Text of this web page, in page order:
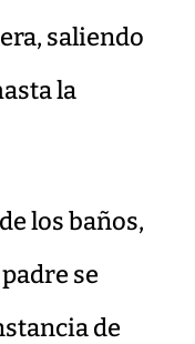
saliendo
la
los baños,
se
de